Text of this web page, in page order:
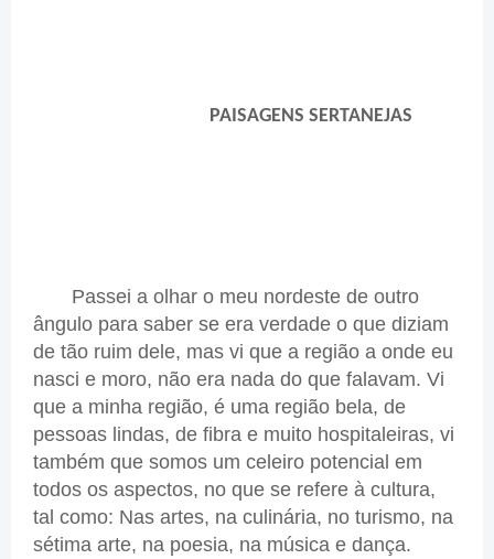
PAISAGENS SERTANEJAS
Passei a olhar o meu nordeste de outro
ângulo para saber se era verdade o que diziam
de tão ruim dele, mas vi que a região a onde eu
nasci e moro, não era nada do que falavam. Vi
que a minha região, é uma região bela, de
pessoas lindas, de fibra e muito hospitaleiras, vi
também que somos um celeiro potencial em
todos os aspectos, no que se refere à cultura,
tal como: Nas artes, na culinária, no turismo, na
sétima arte, na poesia, na música e dança.